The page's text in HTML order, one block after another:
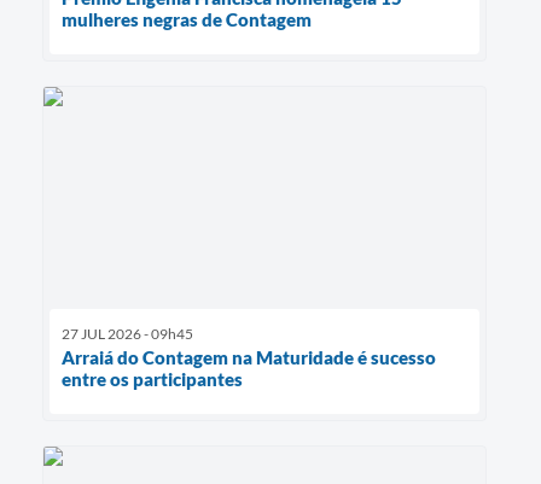
mulheres negras de Contagem
27 JUL 2026 - 09h45
Arraiá do Contagem na Maturidade é sucesso
entre os participantes